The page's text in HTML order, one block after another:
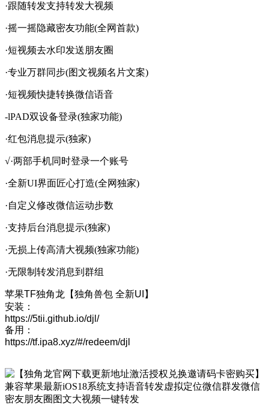
·跟随转发支持转发大视频
·摇一摇隐藏密友功能(全网首款)
·短视频去水印发送朋友圈
·专业万群同步(图文视频名片文案)
·短视频快捷转换微信语音
-lPAD双设备登录(独家功能)
·红包消息提示(独家)
√·两部手机同时登录一个账号
·全新UI界面匠心打造(全网独家)
·自定义修改微信运动步数
·支持后台消息提示(独家)
·无损上传高清大视频(独家功能)
·无限制转发消息到群组
苹果TF独角龙【独角兽包 全新UI】
安装：
https://5tii.github.io/djl/
备用：
https://tf.ipa8.xyz/#/redeem/djl